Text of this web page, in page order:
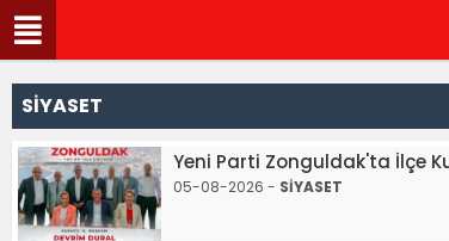
SİYASET
Yeni Parti Zonguldak'ta İlçe
05-08-2026 - SİYASET